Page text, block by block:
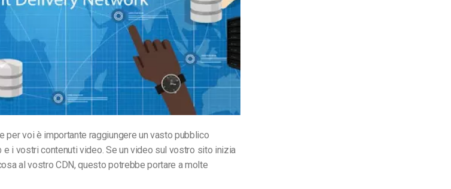
per voi è importante raggiungere un vasto pubblico
i vostri contenuti video. Se un video sul vostro sito inizia
al vostro CDN, questo potrebbe portare a molte